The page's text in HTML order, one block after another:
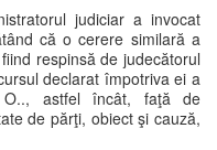
judiciar a invocat
că o cerere similară a
respinsă de judecătorul
declarat împotriva ei a
astfel încât, faţă de
de părţi, obiect şi cauză,